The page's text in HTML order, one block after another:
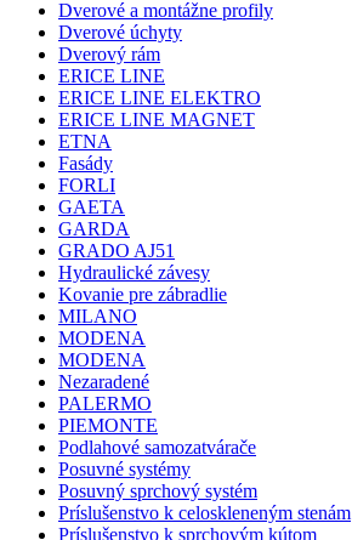
Dverové a montážne profily
Dverové úchyty
Dverový rám
ERICE LINE
ERICE LINE ELEKTRO
ERICE LINE MAGNET
ETNA
Fasády
FORLI
GAETA
GARDA
GRADO AJ51
Hydraulické závesy
Kovanie pre zábradlie
MILANO
MODENA
MODENA
Nezaradené
PALERMO
PIEMONTE
Podlahové samozatvárače
Posuvné systémy
Posuvný sprchový systém
Príslušenstvo k celoskleneným stenám
Príslušenstvo k sprchovým kútom